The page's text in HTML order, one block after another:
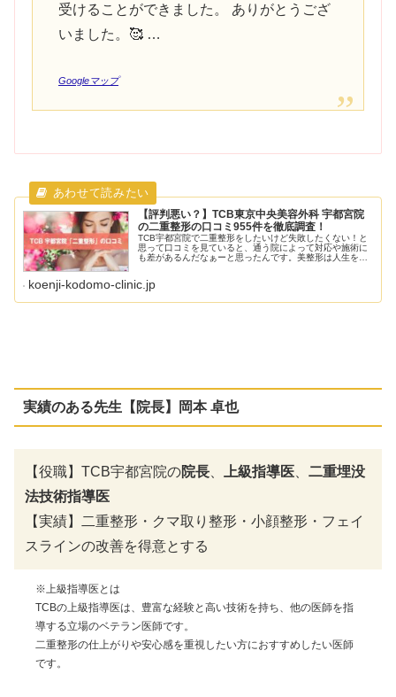
受けることができました。 ありがとうござ
いました。🥰 …
Googleマップ
【評判悪い？】TCB東京中央美容外科 宇都宮院
の二重整形の口コミ955件を徹底調査！
TCB宇都宮院で二重整形をしたいけど失敗したくない！と
思って口コミを見ていると、通う院によって対応や施術に
も差があるんだなぁーと思ったんです。美整形は人生をか
koenji-kodomo-clinic.jp
実績のある先生【院長】 岡本 卓也
【役職】TCB宇都宮院の院長、 上級指導医、 二重埋没
法技術指導医
【実績】二重整形・クマ取り整形・小顔整形・フェイ
スラインの改善を得意とする
※上級指導医とは
TCBの上級指導医は、豊富な経験と高い技術を持ち、他の医師を指
導する立場のベテラン医師です。
二重整形の仕上がりや安心感を重視したい方におすすめしたい医師
です。